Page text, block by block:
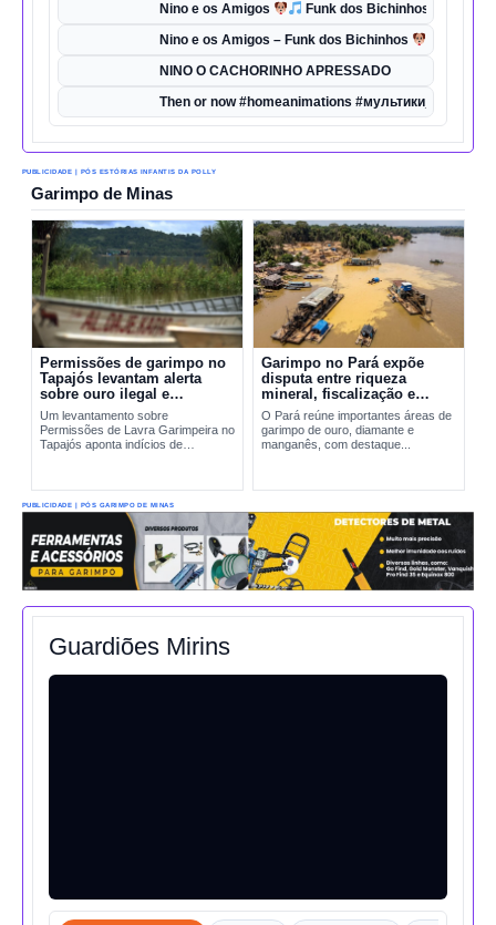
Nino e os Amigos Funk dos Bichinhos | Dança
Nino e os Amigos – Funk dos Bichinhos
NINO O CACHORINHO APRESSADO
Then or now #homeanimations
PUBLICIDADE | PÓS ESTÓRIAS INFANTIS DA POLLY
Garimpo de Minas
Permissões de garimpo no
Tapajós levantam alerta
sobre ouro ilegal e
contaminação por mercúrio
Um levantamento sobre
Permissões de Lavra Garimpeira no
Tapajós aponta indícios de
amplia preocupações sobre...
Garimpo no Pará expõe
disputa entre riqueza
mineral, fiscalização e
riscos ambientais
O Pará reúne importantes áreas de
garimpo de ouro, diamante e
manganês, com destaque...
PUBLICIDADE | PÓS GARIMPO DE MINAS
Guardiões Mirins